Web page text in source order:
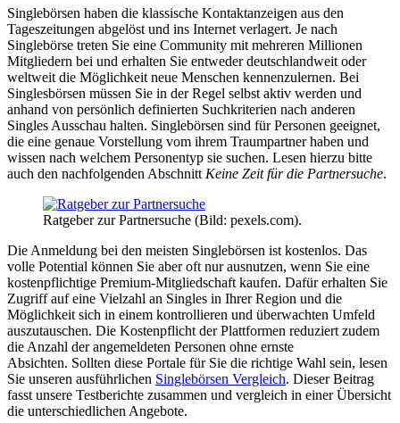
Singlebörsen haben die klassische Kontaktanzeigen aus den
Tageszeitungen abgelöst und ins Internet verlagert. Je nach
Singlebörse treten Sie eine Community mit mehreren Millionen
Mitgliedern bei und erhalten Sie entweder deutschlandweit oder
weltweit die Möglichkeit neue Menschen kennenzulernen. Bei
Singlesbörsen müssen Sie in der Regel selbst aktiv werden und
anhand von persönlich definierten Suchkriterien nach anderen
Singles Ausschau halten. Singlebörsen sind für Personen geeignet,
die eine genaue Vorstellung vom ihrem Traumpartner haben und
wissen nach welchem Personentyp sie suchen. Lesen hierzu bitte
auch den nachfolgenden AbschnittKeine Zeit für die Partnersuche.
Ratgeber zur Partnersuche (Bild: pexels.com).
Die Anmeldung bei den meisten Singlebörsen ist kostenlos. Das
volle Potential können Sie aber oft nur ausnutzen, wenn Sie eine
kostenpflichtige Premium-Mitgliedschaft kaufen. Dafür erhalten Sie
Zugriff auf eine Vielzahl an Singles in Ihrer Region und die
Möglichkeit sich in einem kontrollieren und überwachten Umfeld
auszutauschen. Die Kostenpflicht der Plattformen reduziert zudem
die Anzahl der angemeldeten Personen ohne ernste
Absichten. Sollten diese Portale für Sie die richtige Wahl sein, lesen
Sie unseren ausführlichen Singlebörsen Vergleich. Dieser Beitrag
fasst unsere Testberichte zusammen und vergleich in einer Übersicht
die unterschiedlichen Angebote.